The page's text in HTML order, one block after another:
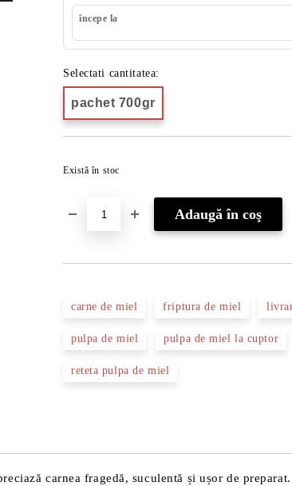
începe la
Selectati cantitatea:
pachet 700gr
Există în stoc
carne de miel friptura de miel
pulpa de miel pulpa de miel la cuptor
reteta pulpa de miel
carnea fragedă, suculentă și ușor de